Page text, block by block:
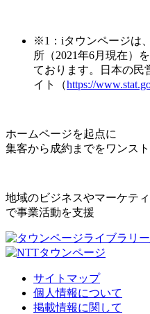
※1：iタウンページは
所（2021年6月現在）
ております。日本の民
イト（https://
ホームページを起点に
集客から成約までをワンス
地域のビジネスやマーケテ
で事業活動を支援
サイトマップ
個人情報について
掲載情報に関して